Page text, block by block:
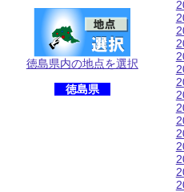
徳島県内の地点を選択
徳島県